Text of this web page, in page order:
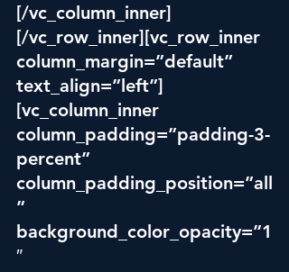
[/vc_column_inner]
[/vc_row_inner][vc_row_inner
column_margin=”default”
text_align=”left”]
[vc_column_inner
column_padding=”padding-3-
percent”
column_padding_position=”all
”
background_color_opacity=”1
″